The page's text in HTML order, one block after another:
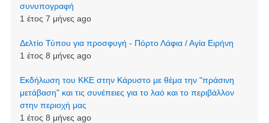
συνυπογραφή
1 έτος 7 μήνες ago
Δελτίο Τύπου για προσφυγή - Πόρτο Λάφια / Αγία Ειρήνη
1 έτος 8 μήνες ago
Εκδήλωση του ΚΚΕ στην Κάρυστο με θέμα την "πράσινη
μετάβαση" και τις συνέπειες για το λαό και το περιβάλλον
στην περιοχή μας
1 έτος 8 μήνες ago